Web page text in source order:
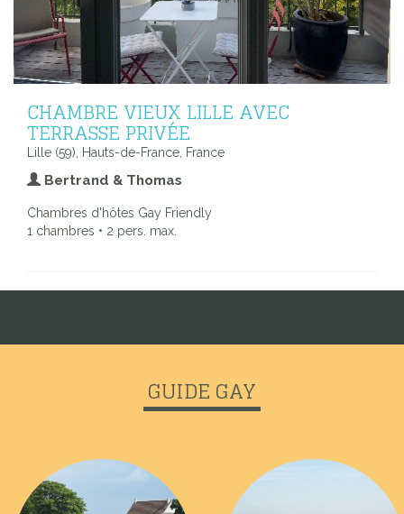
CHAMBRE VIEUX LILLE AVEC
TERRASSE PRIVÉE
Lille (59), Hauts-de-France, France
Bertrand & Thomas
Chambres d'hôtes Gay Friendly
1 chambres • 2 pers. max.
GUIDE GAY